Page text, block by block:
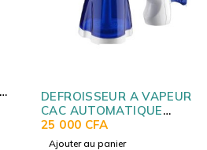
DEFROISSEUR A VAPEUR
CAC AUTOMATIQUE
CA820897
25 000 CFA
Ajouter au panier